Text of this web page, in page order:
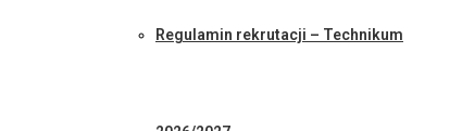
Regulamin rekrutacji – Technikum